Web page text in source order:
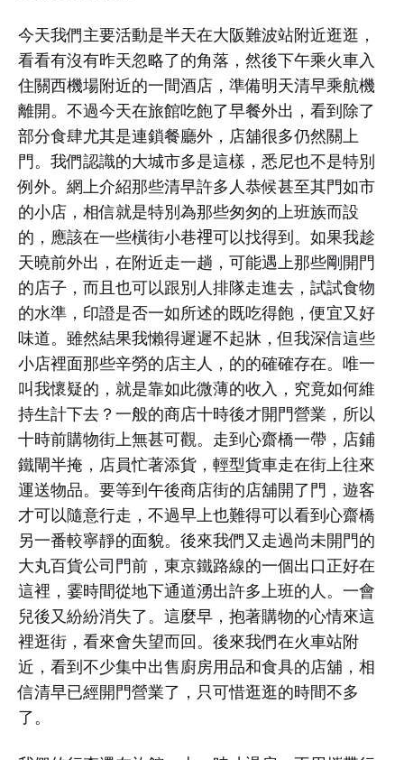
今天我們主要活動是半天在大阪難波站附近逛逛，
看看有沒有昨天忽略了的角落，然後下午乘火車入
住關西機場附近的一間酒店，準備明天清早乘航機
離開。不過今天在旅館吃飽了早餐外出，看到除了
部分食肆尤其是連鎖餐廳外，店舖很多仍然關上
門。我們認識的大城市多是這樣，悉尼也不是特別
例外。網上介紹那些清早許多人恭候甚至其門如市
的小店，相信就是特別為那些匆匆的上班族而設
的，應該在一些橫街小巷𥚃可以找得到。如果我趁
天曉前外出，在附近走一趟，可能遇上那些剛開門
的店子，而且也可以跟別人排隊走進去，試試食物
的水準，印證是否一如所述的既吃得飽，便宜又好
味道。雖然結果我懶得遲遲不起牀，但我深信這些
小店裡面那些辛勞的店主人，的的確確存在。唯一
叫我懷疑的，就是靠如此微薄的收入，究竟如何維
持生計下去？一般的商店十時後才開門營業，所以
十時前購物街上無甚可觀。走到心齋橋一帶，店鋪
鐵閘半掩，店員忙著添貨，輕型貨車走在街上往來
運送物品。要等到午後商店街的店舖開了門，遊客
才可以隨意行走，不過早上也難得可以看到心齋橋
另一番較寧靜的面貌。後來我們又走過尚未開門的
大丸百貨公司門前，東京鐵路線的一個出口正好在
這裡，霎時間從地下通道湧出許多上班的人。一會
兒後又紛紛消失了。這麼早，抱著購物的心情來這
裡逛街，看來會失望而回。後來我們在火車站附
近，看到不少集中出售廚房用品和食具的店舖，相
信清早已經開門營業了，只可惜逛逛的時間不多
了。